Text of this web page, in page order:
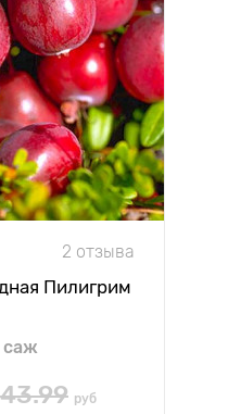
2 отзыва
Пилигрим
саж
43.99 руб